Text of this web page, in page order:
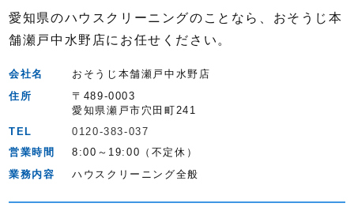
愛知県のハウスクリーニングのことなら、おそうじ本
舗瀬戸中水野店にお任せください。
会社名
おそうじ本舗瀬戸中水野店
住所
〒489-0003
愛知県瀬戸市穴田町241
TEL
0120-383-037
営業時間
8:00～19:00（不定休）
業務内容
ハウスクリーニング全般